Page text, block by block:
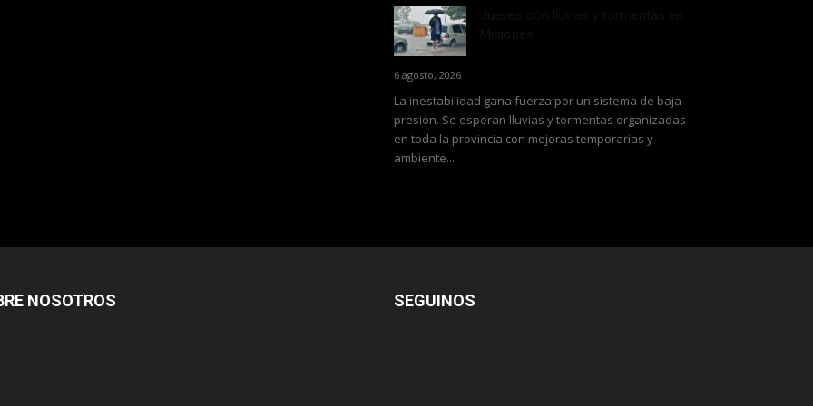
6 agosto, 2026
La inestabilidad gana fuerza por un sistema de baja
presión. Se esperan lluvias y tormentas organizadas
en toda la provincia con mejoras temporarias y
ambiente...
NOSOTROS SEGUINOS